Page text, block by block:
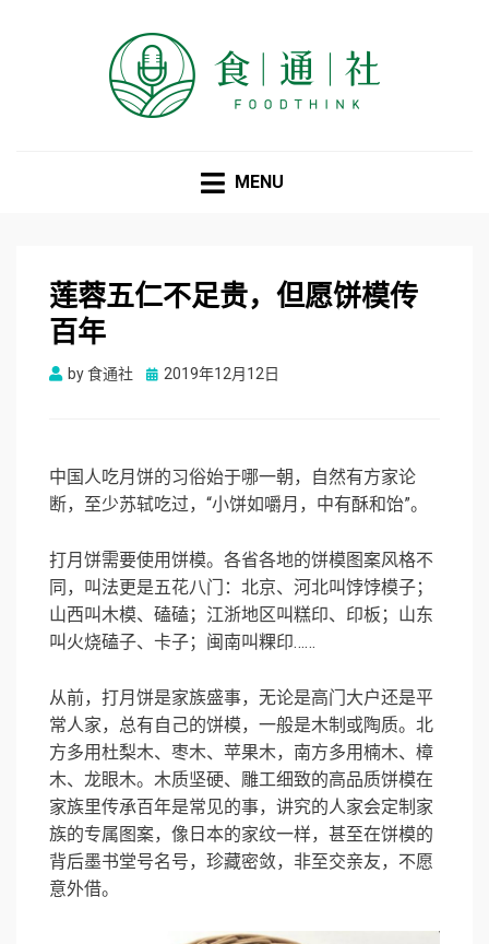
MENU
莲蓉五仁不足贵，但愿饼模传
百年
by食通社
Posted
2019年12月12日
中国人吃月饼的习俗始于哪一朝，自然有方家论
断，至少苏轼吃过，“小饼如嚼月，中有酥和饴”。
打月饼需要使用饼模。各省各地的饼模图案风格不
同，叫法更是五花八门：北京、河北叫饽饽模子；
山西叫木模、磕磕；江浙地区叫糕印、印板；山东
叫火烧磕子、卡子；闽南叫粿印……
从前，打月饼是家族盛事，无论是高门大户还是平
常人家，总有自己的饼模，一般是木制或陶质。北
方多用杜梨木、枣木、苹果木，南方多用楠木、樟
木、龙眼木。木质坚硬、雕工细致的高品质饼模在
家族里传承百年是常见的事，讲究的人家会定制家
族的专属图案，像日本的家纹一样，甚至在饼模的
背后墨书堂号名号，珍藏密敛，非至交亲友，不愿
意外借。